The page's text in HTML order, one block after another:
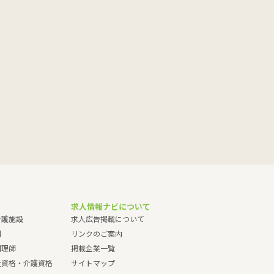
施設
師
格・介護資格
求人情報ナビについて
求人広告掲載について
リンクのご案内
掲載企業一覧
サイトマップ